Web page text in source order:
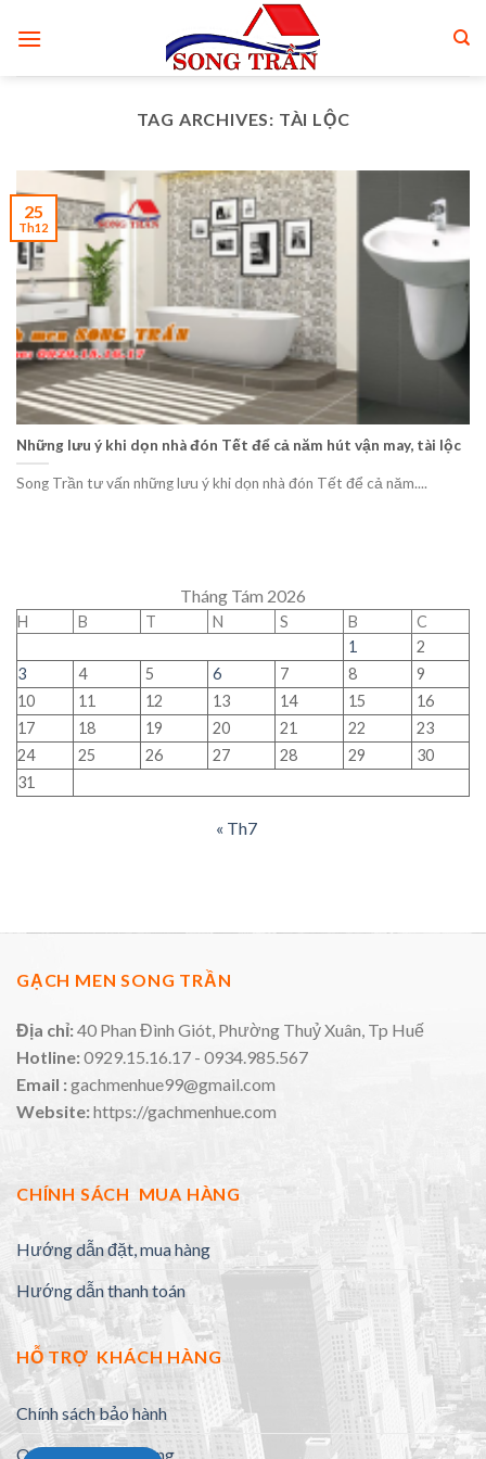
TAG ARCHIVES: TÀI LỘC
Những lưu ý khi dọn nhà đón Tết để cả năm hút vận may, tài lộc
Song Trần tư vấn những lưu ý khi dọn nhà đón Tết để cả năm....
25
Th12
Tháng Tám 2026
H B T N S B
C
1
2
3
4 5 6 7 8
9
10
11 12 13 14 15
16
17
18 19 20 21 22
23
24
25 26 27 28 29
30
31
« Th7
GẠCH MEN SONG TRẦN
Địa chỉ:40 Phan Đình Giót, Phường Thuỷ Xuân, Tp Huế
Hotline:0929.15.16.17 - 0934.985.567
Email :gachmenhue99@gmail.com
Website:https://gachmenhue.com
CHÍNH SÁCH MUA HÀNG
Hướng dẫn đặt, mua hàng
Hướng dẫn thanh toán
HỖ TRỢ KHÁCH HÀNG
Chính sách bảo hành
Quy định đổi trả hàng